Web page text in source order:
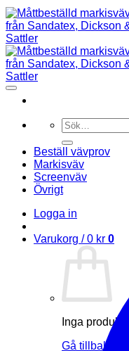
Sök
efter:
Beställ vävprov
Markisväv
Screenväv
Övrigt
Logga in
Varukorg /0 kr 0
Inga
Gå tillbaka